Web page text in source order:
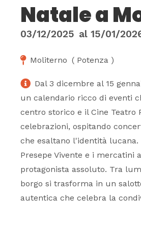
Natale a
03/12/2025 al 15/01/
Moliterno ( Potenza )
Dal 3 dicembre al 15
un calendario ricco di eventi
centro storico e il Cine Teatro
celebrazioni, ospitando
che esaltano l'identità
Presepe Vivente e i mercatini
protagonista assoluto. Tra
borgo si trasforma in un
autentica che celebra la